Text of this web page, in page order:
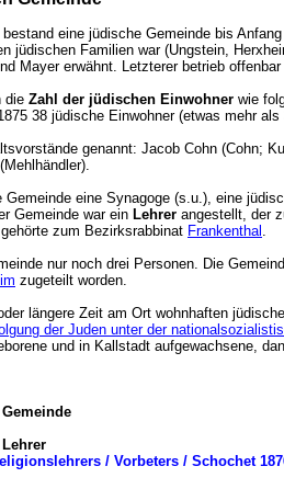
eine jüdische Gemeinde bis
jüdischen Familien war (Ungstein,
Mayer erwähnt. Letzterer betrieb
die Zahl der jüdischen Einwohner wie
38 jüdische Einwohner (etwas mehr
genannt: Jacob Cohn (Cohn;
Gemeinde eine Synagoge (s.u.), eine
Gemeinde war ein Lehrer angestellt, der
zum Bezirksrabbinat Frankenthal .
nur noch drei Personen. Die
zugeteilt worden.
längere Zeit am Ort wohnhaften
der Juden unter der
und in Kallstadt aufgewachsene,
/ Vorbeters / Schochet